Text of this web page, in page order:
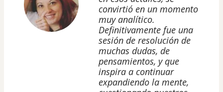
convirtió en un momento
muy analítico.
Definitivamente fue una
sesión de resolución de
muchas dudas, de
pensamientos, y que
inspira a continuar
expandiendo la mente,